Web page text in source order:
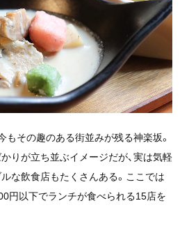
もその趣のある街並みが残る神楽坂。
りが立ち並ぶイメージだが、実は気軽
な飲食店もたくさんある。ここでは
円以下でランチが食べられる15店を